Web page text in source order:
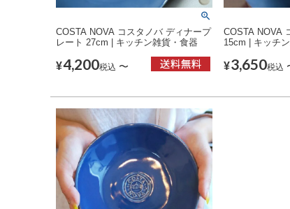
COSTA NOVA コスタノバ ディナープ
レート 27cm | キッチン雑貨・食器
¥4,200税込 〜
COSTA NOVA
15cm | キッチ
¥3,650税込